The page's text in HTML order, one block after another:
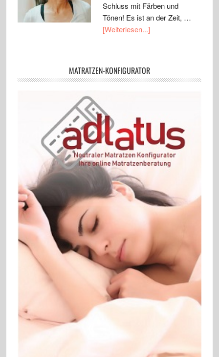
Schluss mit Färben und
Tönen! Es ist an der Zeit, …
[Weiterlesen...]
MATRATZEN-KONFIGURATOR